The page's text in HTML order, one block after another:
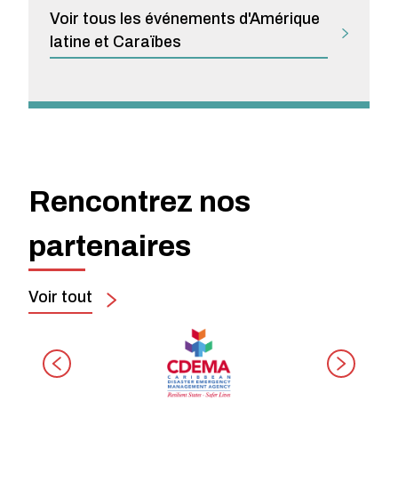
Voir tous les événements d'Amérique
latine et Caraïbes
Rencontrez nos
partenaires
Voir tout